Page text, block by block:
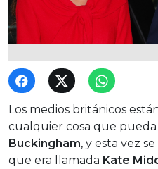
Los medios británicos
cualquier cosa que pueda
Buckingham, y esta vez
que era llamada Kate